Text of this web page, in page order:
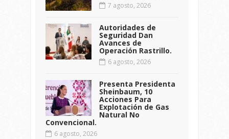
7 agosto, 2026
Autoridades de
Seguridad Dan
Avances de
Operación Rastrillo.
6 agosto, 2026
Presenta Presidenta
Sheinbaum, 10
Acciones Para
Explotación de Gas
Natural No
Convencional.
6 agosto, 2026